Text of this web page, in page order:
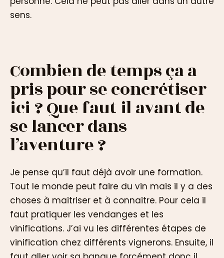
sens.
Combien de temps ça a
pris pour se concrétiser
ici ? Que faut il avant de
se lancer dans
l’aventure ?
Je pense qu’il faut déjà avoir une formation.
Tout le monde peut faire du vin mais il y a des
choses à maitriser et à connaitre. Pour cela il
faut pratiquer les vendanges et les
vinifications. J’ai vu les différentes étapes de
vinification chez différents vignerons. Ensuite, il